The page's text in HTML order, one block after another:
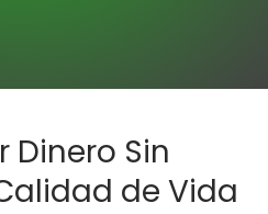
Dinero Sin
de Vida